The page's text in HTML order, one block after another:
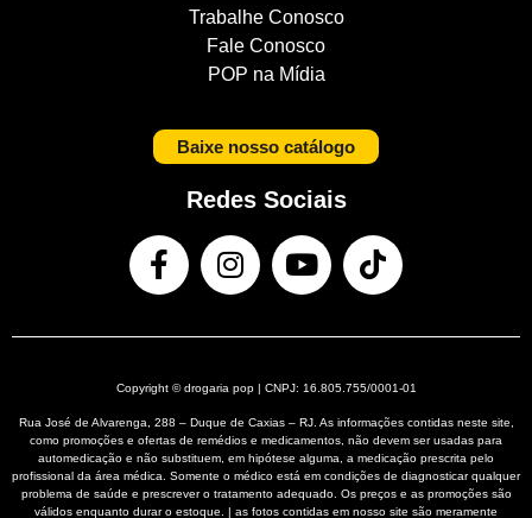
Trabalhe Conosco
Fale Conosco
POP na Mídia
Baixe nosso catálogo
Redes Sociais
Copyright © drogaria pop | CNPJ: 16.805.755/0001-01
Rua José de Alvarenga, 288 – Duque de Caxias – RJ. As informações contidas neste site,
como promoções e ofertas de remédios e medicamentos, não devem ser usadas para
automedicação e não substituem, em hipótese alguma, a medicação prescrita pelo
profissional da área médica. Somente o médico está em condições de diagnosticar qualquer
problema de saúde e prescrever o tratamento adequado. Os preços e as promoções são
válidos enquanto durar o estoque. | as fotos contidas em nosso site são meramente